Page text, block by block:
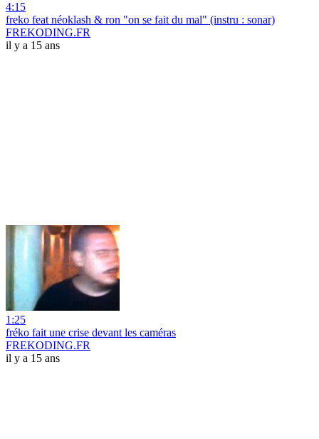
4:15
freko feat néoklash & ron "on se fait du mal" (instru : sonar)
FREKODING.FR
il y a 15 ans
1:25
fréko fait une crise devant les caméras
FREKODING.FR
il y a 15 ans